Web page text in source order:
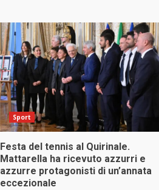
Sport
Festa del tennis al Quirinale.
Mattarella ha ricevuto azzurri e
azzurre protagonisti di un’annata
eccezionale